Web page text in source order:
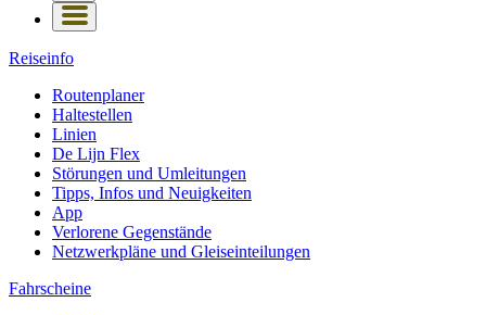
Reiseinfo
Routenplaner
Haltestellen
Linien
De Lijn Flex
Störungen und Umleitungen
Tipps, Infos und Neuigkeiten
App
Verlorene Gegenstände
Netzwerkpläne und Gleiseinteilungen
Fahrscheine